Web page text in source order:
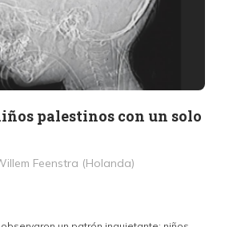
palestinos con un solo
Feenstra (Holanda)